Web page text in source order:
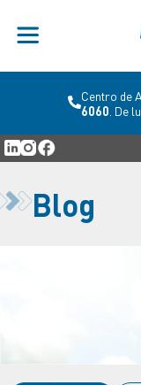
Centro de
6060 . De
Blog